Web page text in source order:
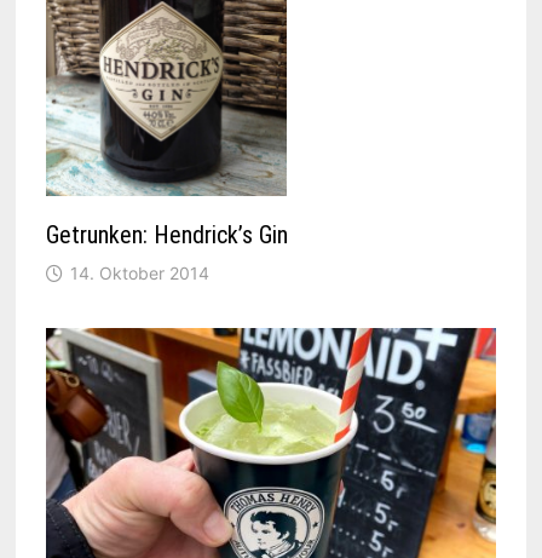
Getrunken: Hendrick’s Gin
14. Oktober 2014